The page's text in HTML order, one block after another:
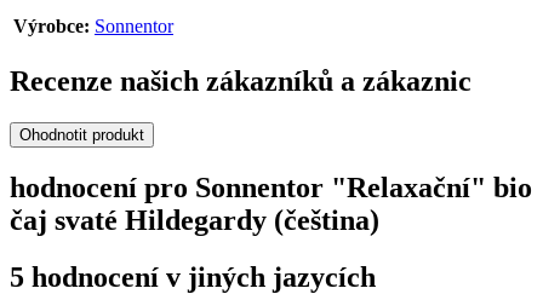
Výrobce: Sonnentor
Recenze našich zákazníků a zákaznic
Ohodnotit produkt
hodnocení pro Sonnentor "Relaxační" bio
čaj svaté Hildegardy (čeština)
5 hodnocení v jiných jazycích